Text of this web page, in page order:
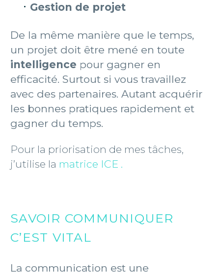
Gestion de projet
De la même manière que le temps,
un projet doit être mené en toute
intelligence pour gagner en
efficacité. Surtout si vous travaillez
avec des partenaires. Autant acquérir
les bonnes pratiques rapidement et
gagner du temps.
Pour la priorisation de mes tâches,
j’utilise la matrice ICE .
SAVOIR COMMUNIQUER
C’EST VITAL
La communication est une